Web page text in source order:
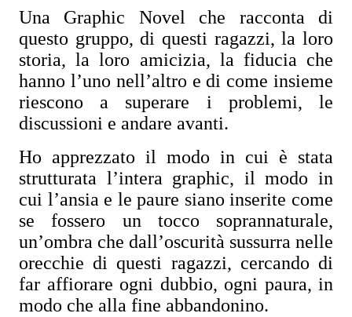
Una Graphic Novel che racconta di
questo gruppo, di questi ragazzi, la loro
storia, la loro amicizia, la fiducia che
hanno l’uno nell’altro e di come insieme
riescono a superare i problemi, le
discussioni e andare avanti.
Ho apprezzato il modo in cui è stata
strutturata l’intera graphic, il modo in
cui l’ansia e le paure siano inserite come
se fossero un tocco soprannaturale,
un’ombra che dall’oscurità sussurra nelle
orecchie di questi ragazzi, cercando di
far affiorare ogni dubbio, ogni paura, in
modo che alla fine abbandonino.